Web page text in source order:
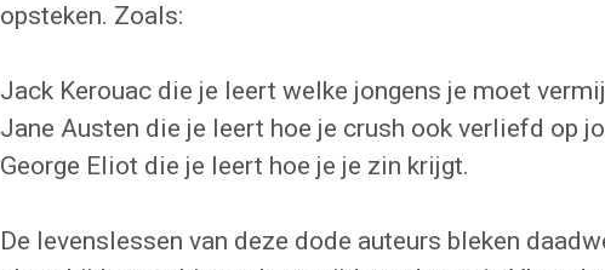
opsteken. Zoals:
Jack Kerouac die je leert welke jongens je moet
Jane Austen die je leert hoe je crush ook verliefd op
George Eliot die je leert hoe je je zin krijgt.
De levenslessen van deze dode auteurs bleken